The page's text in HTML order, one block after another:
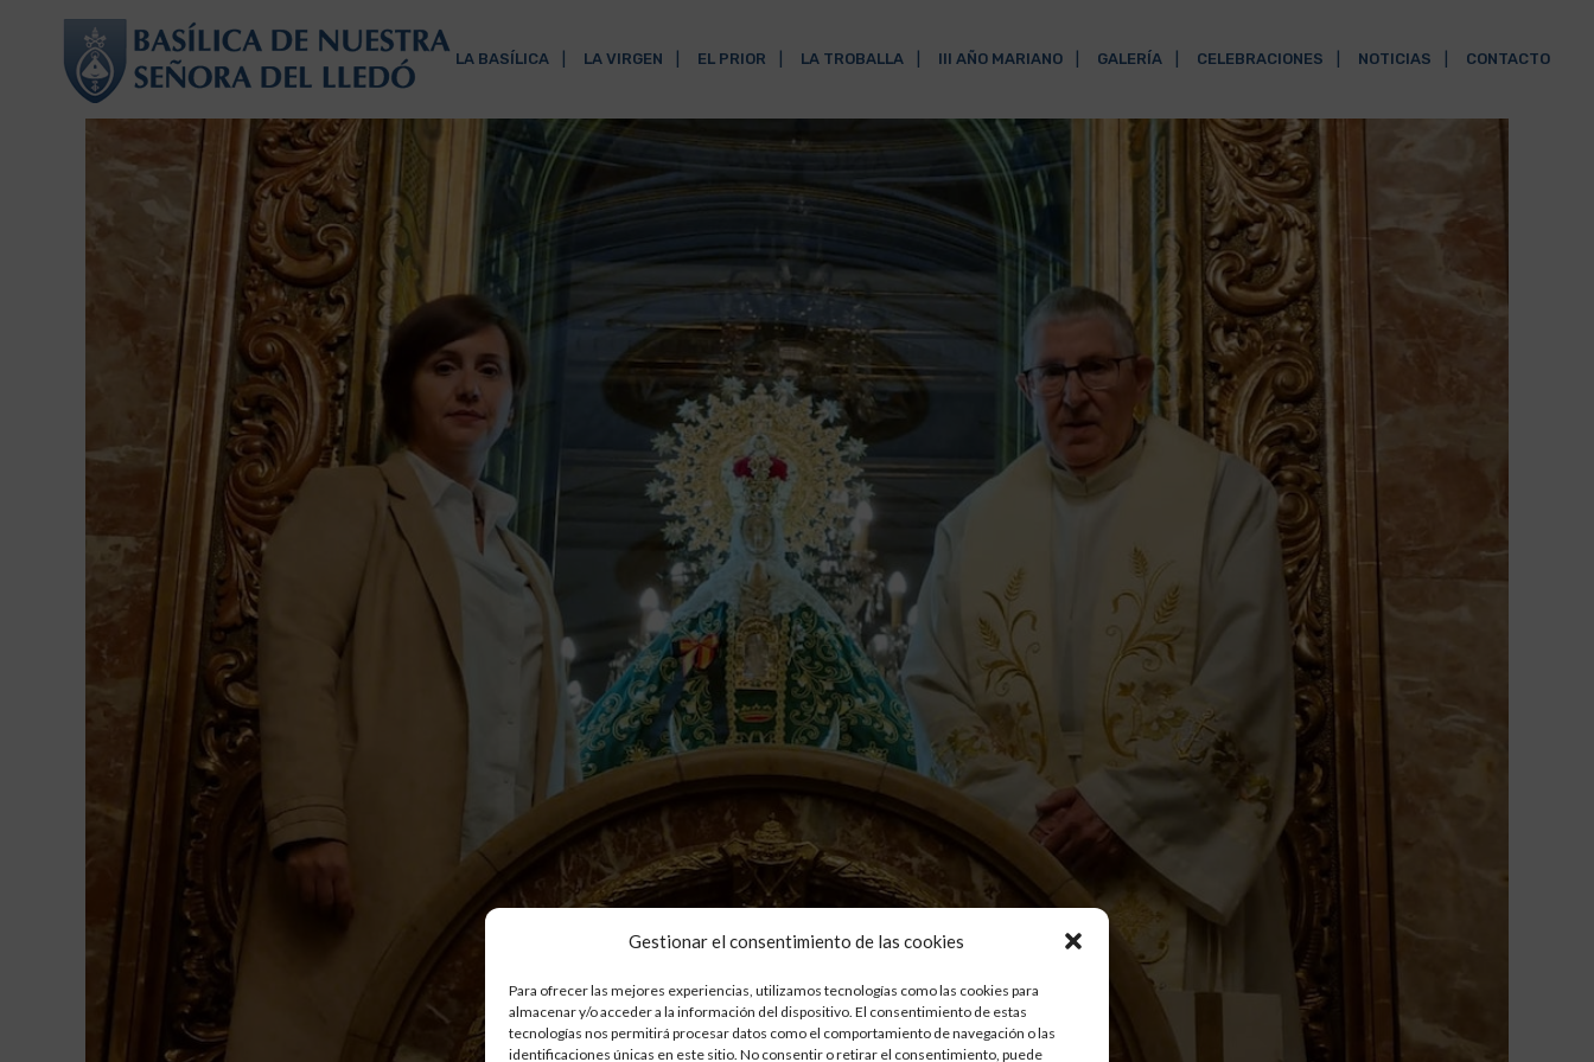
Gestionar el consentimiento de las cookies
Para ofrecer las mejores experiencias, utilizamos tecnologías como las cookies para
almacenar y/o acceder a la información del dispositivo. El consentimiento de estas
tecnologías nos permitirá procesar datos como el comportamiento de navegación o las
identificaciones únicas en este sitio. No consentir o retirar el consentimiento, puede
LA BASÍLICA LA VIRGEN EL PRIOR LA TROBALLA III AÑO MARIANO GALERÍA CELEBRACIONES NOTICIAS CONTACTO